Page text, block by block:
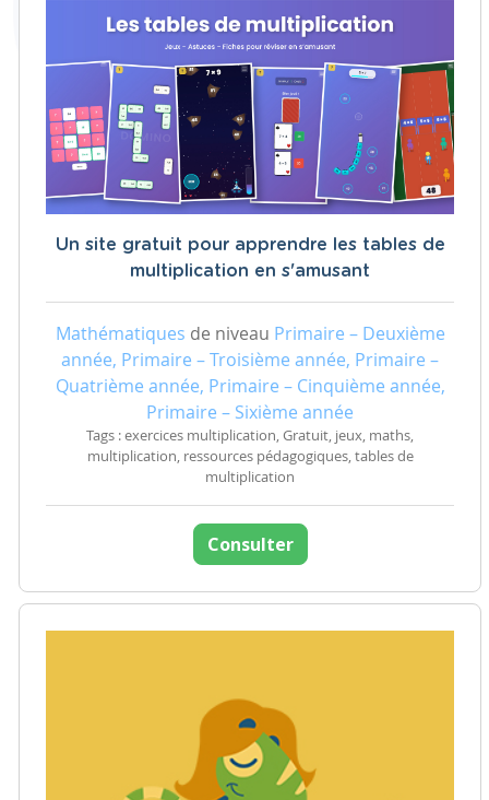
Un site gratuit pour apprendre les tables de
multiplication en s'amusant
Mathématiques de niveau Primaire – Deuxième
année, Primaire – Troisième année, Primaire –
Quatrième année, Primaire – Cinquième année,
Primaire – Sixième année
Tags : exercices multiplication, Gratuit, jeux, maths,
multiplication, ressources pédagogiques, tables de
multiplication
Consulter